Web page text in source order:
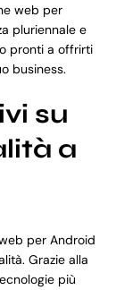
web per
pluriennale e
pronti a offrirti
business.
su
a
per Android
Grazie alla
più